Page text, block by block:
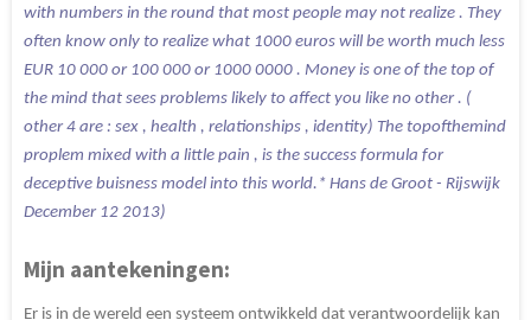
with numbers in the round that most people may not realize . They
often know only to realize what 1000 euros will be worth much less
EUR 10 000 or 100 000 or 1000 0000 . Money is one of the top of
the mind that sees problems likely to affect you like no other . (
other 4 are : sex , health , relationships , identity) The topofthemind
proplem mixed with a little pain , is the success formula for
deceptive buisness model into this world.* Hans de Groot - Rijswijk
December 12 2013)
Mijn aantekeningen:
Er is in de wereld een systeem ontwikkeld dat verantwoordelijk kan